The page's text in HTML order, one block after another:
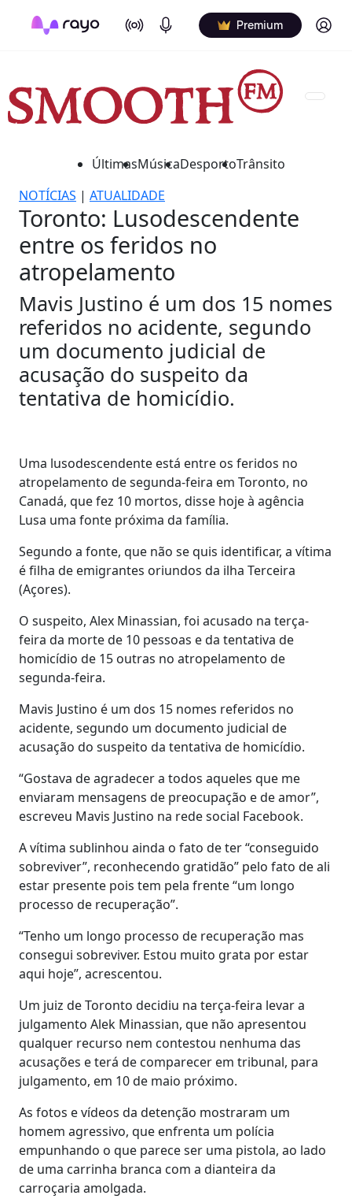
On Air Podcasts Premium Log in
ÚltimasMúsicaDesportoTrânsito
NOTÍCIAS | ATUALIDADE
Toronto: Lusodescendente
entre os feridos no
atropelamento
Mavis Justino é um dos 15 nomes
referidos no acidente, segundo
um documento judicial de
acusação do suspeito da
tentativa de homicídio.
Uma lusodescendente está entre os feridos no
atropelamento de segunda-feira em Toronto, no
Canadá, que fez 10 mortos, disse hoje à agência
Lusa uma fonte próxima da família.
Segundo a fonte, que não se quis identificar, a vítima
é filha de emigrantes oriundos da ilha Terceira
(Açores).
O suspeito, Alex Minassian, foi acusado na terça-
feira da morte de 10 pessoas e da tentativa de
homicídio de 15 outras no atropelamento de
segunda-feira.
Mavis Justino é um dos 15 nomes referidos no
acidente, segundo um documento judicial de
acusação do suspeito da tentativa de homicídio.
“Gostava de agradecer a todos aqueles que me
enviaram mensagens de preocupação e de amor”,
escreveu Mavis Justino na rede social Facebook.
A vítima sublinhou ainda o fato de ter “conseguido
sobreviver”, reconhecendo gratidão” pelo fato de ali
estar presente pois tem pela frente “um longo
processo de recuperação”.
“Tenho um longo processo de recuperação mas
consegui sobreviver. Estou muito grata por estar
aqui hoje”, acrescentou.
Um juiz de Toronto decidiu na terça-feira levar a
julgamento Alek Minassian, que não apresentou
qualquer recurso nem contestou nenhuma das
acusações e terá de comparecer em tribunal, para
julgamento, em 10 de maio próximo.
As fotos e vídeos da detenção mostraram um
homem agressivo, que enfrenta um polícia
empunhando o que parece ser uma pistola, ao lado
de uma carrinha branca com a dianteira da
carroçaria amolgada.